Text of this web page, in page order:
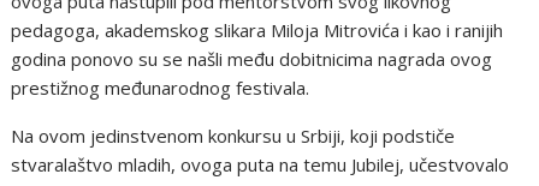
pedagoga, akademskog slikara Miloja Mitrovića i kao i ranijih
godina ponovo su se našli među dobitnicima nagrada ovog
prestižnog međunarodnog festivala.
Na ovom jedinstvenom konkursu u Srbiji, koji podstiče
stvaralaštvo mladih, ovoga puta na temu Jubilej, učestvovalo